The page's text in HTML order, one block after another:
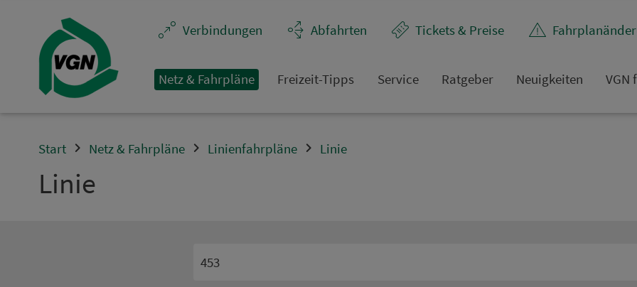
Ver­bin­dungen
Abfahrten Tickets & Preise
Netz & Fahrpläne Frei­zeit-Tipps Service Rat­ge­ber Neuigkeiten VGN
Start Netz & Fahrpläne Linienfahrpläne Linie
Linie